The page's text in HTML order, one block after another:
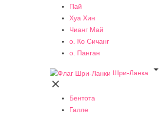
Пай
Хуа Хин
Чианг Май
о. Ко Сичанг
о. Панган
Шри-Ланка


Бентота
Галле